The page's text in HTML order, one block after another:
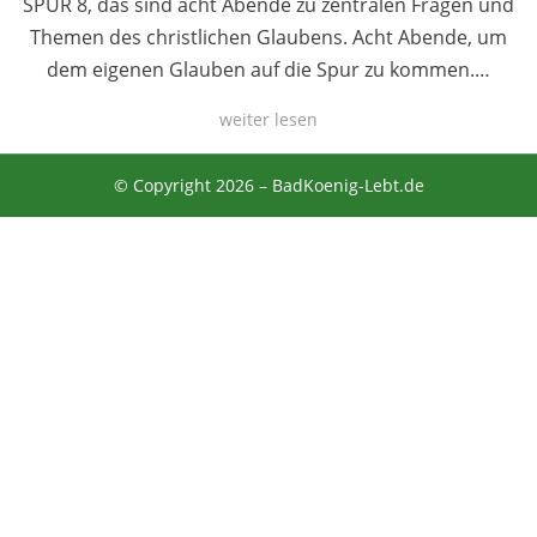
Themen des christlichen Glaubens. Acht Abende, um
dem eigenen Glauben auf die Spur zu kommen.…
weiter lesen
© Copyright 2026 – BadKoenig-Lebt.de
Anther Theme vonDesignOrbital⋅Powered byWordPress